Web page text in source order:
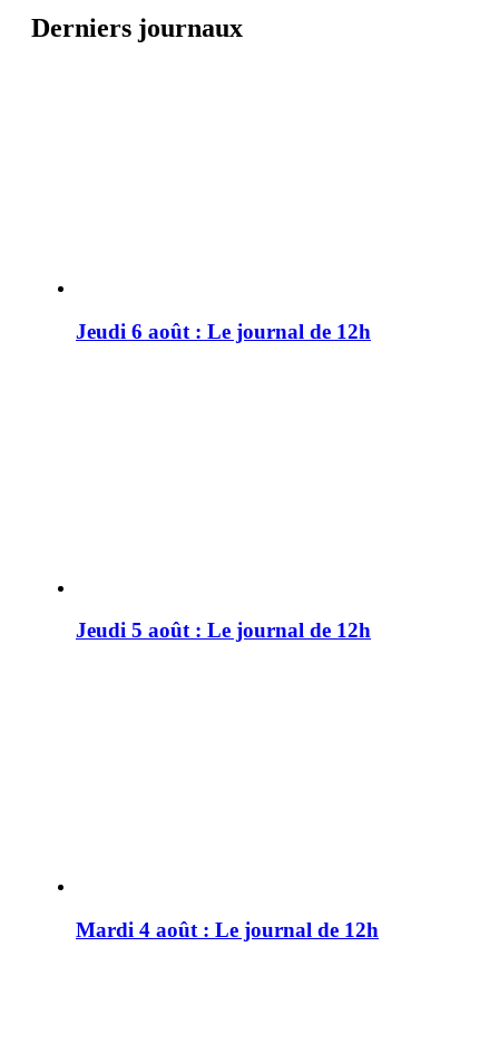
Derniers journaux
Jeudi 6 août : Le journal de 12h
Jeudi 5 août : Le journal de 12h
Mardi 4 août : Le journal de 12h